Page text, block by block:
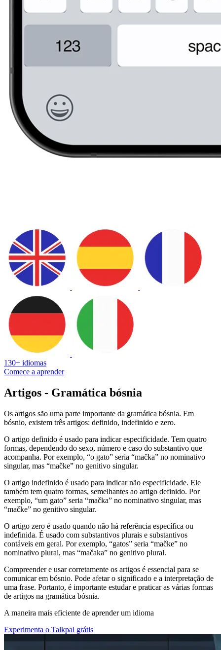
130+ idiomas
Comece a aprender
Artigos - Gramática bósnia
Os artigos são uma parte importante da gramática bósnia. Em
bósnio, existem três artigos: definido, indefinido e zero.
O artigo definido é usado para indicar especificidade. Tem quatro
formas, dependendo do sexo, número e caso do substantivo que
acompanha. Por exemplo, “o gato” seria “mačka” no nominativo
singular, mas “mačke” no genitivo singular.
O artigo indefinido é usado para indicar não especificidade. Ele
também tem quatro formas, semelhantes ao artigo definido. Por
exemplo, “um gato” seria “mačka” no nominativo singular, mas
“mačke” no genitivo singular.
O artigo zero é usado quando não há referência específica ou
indefinida. É usado com substantivos plurais e substantivos
contáveis em geral. Por exemplo, “gatos” seria “mačke” no
nominativo plural, mas “mačaka” no genitivo plural.
Compreender e usar corretamente os artigos é essencial para se
comunicar em bósnio. Pode afetar o significado e a interpretação de
uma frase. Portanto, é importante estudar e praticar as várias formas
de artigos na gramática bósnia.
A maneira mais eficiente de aprender um idioma
Experimenta o Talkpal grátis